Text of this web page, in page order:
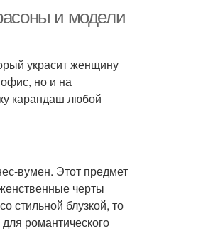
и модели
украсит женщину
но и на
карандаш любой
вумен. Этот предмет
черты
стильной блузкой, то
романтического